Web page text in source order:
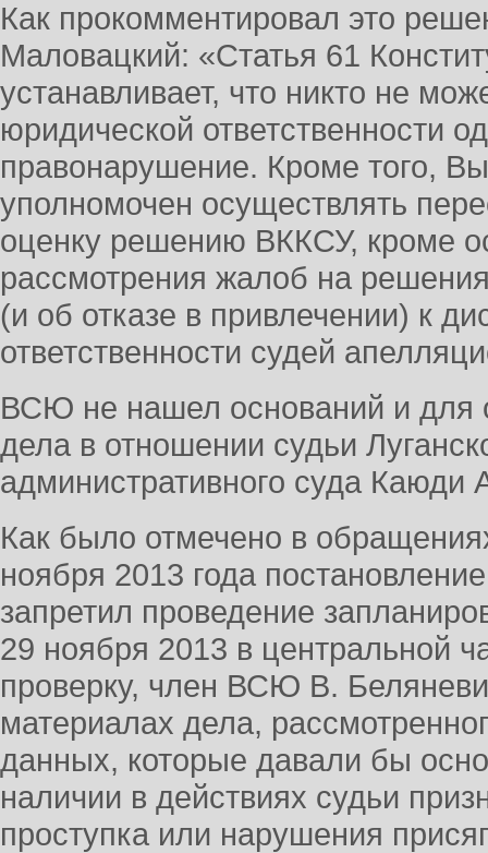
Как прокомментировал это
Маловацкий: «Статья 61
устанавливает, что никто не
юридической ответственности
правонарушение. Кроме того,
уполномочен осуществлять
оценку решению ВККСУ, кроме
рассмотрения жалоб на
(и об отказе в привлечении) к
ответственности судей
ВСЮ не нашел оснований и для
дела в отношении судьи
административного суда Каюди
Как было отмечено в
ноября 2013 года
запретил проведение
29 ноября 2013 в центральной
проверку, член ВСЮ В.
материалах дела,
данных, которые давали бы
наличии в действиях судьи
проступка или нарушения